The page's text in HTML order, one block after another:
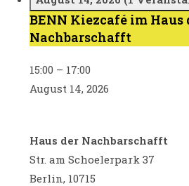
BENN
Kiezcafé
Haus
der
BENN Kiezcafé im Haus
Nachbarschafft
15:00 – 17:00
August 14, 2026
Haus der Nachbarschafft
Str. am Schoelerpark 37
Berlin, 10715